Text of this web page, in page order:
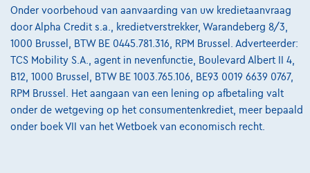
8870 Izegem,Decaigny Izegem
Vergelijk
Bekijk wagen
Onder voorbehoud van aanvaarding van uw kredietaanvraag
door Alpha Credit s.a., kredietverstrekker, Warandeberg 8/3,
1000 Brussel, BTW BE 0445.781.316, RPM Brussel. Adverteerder:
TCS Mobility S.A., agent in nevenfunctie, Boulevard Albert II 4,
B12, 1000 Brussel, BTW BE 1003.765.106, BE93 0019 6639 0767,
RPM Brussel. Het aangaan van een lening op afbetaling valt
onder de wetgeving op het consumentenkrediet, meer bepaald
onder boek VII van het Wetboek van economisch recht.